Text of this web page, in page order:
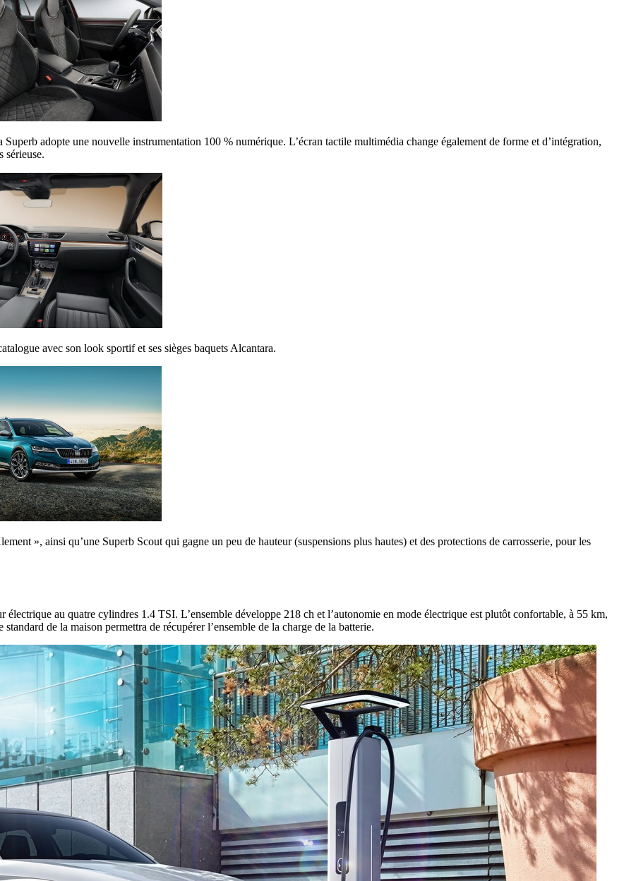
Superb adopte une nouvelle instrumentation 100 % numérique. L’écran tactile multimédia change également de forme et d’intégration,
sérieuse.
avec son look sportif et ses sièges baquets Alcantara.
», ainsi qu’une Superb Scout qui gagne un peu de hauteur (suspensions plus hautes) et des protections de carrosserie, pour les
au quatre cylindres 1.4 TSI. L’ensemble développe 218 ch et l’autonomie en mode électrique est plutôt confortable, à 55 km,
de la maison permettra de récupérer l’ensemble de la charge de la batterie.